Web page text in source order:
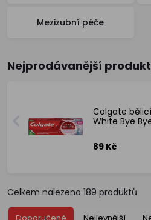
Mezizubní péče
Nejprodávanější
Colgate
White Bye
89 Kč
Celkem nalezeno 189 produktů